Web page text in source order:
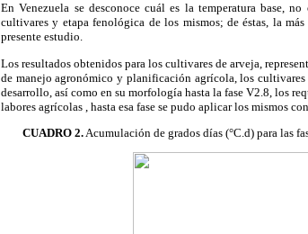
En Venezuela se desconoce cuál es la temperatura base,
cultivares y etapa fenológica de los mismos; de éstas, la
presente estudio.
Los resultados obtenidos para los cultivares de arveja,
de manejo agronómico y planificación agrícola, los
desarrollo, así como en su morfología hasta la fase V2.8, los
labores agrícolas , hasta esa fase se pudo aplicar los mismos
CUADRO 2. Acumulación de grados días (°C.d) para las